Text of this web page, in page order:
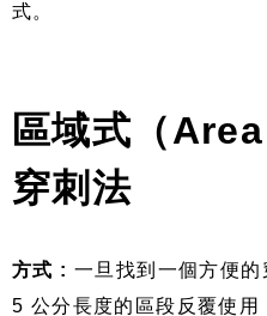
式。
區域式（
穿刺法
方式 : 一旦找到一個方便
5 公分長度的區段反覆使